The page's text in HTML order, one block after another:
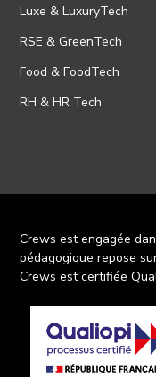
Luxe & LuxuryTech
RSE & GreenTech
Food & FoodTech
RH & HR Tech
Crews est engagée
pédagogique repose
Crews est certifiée